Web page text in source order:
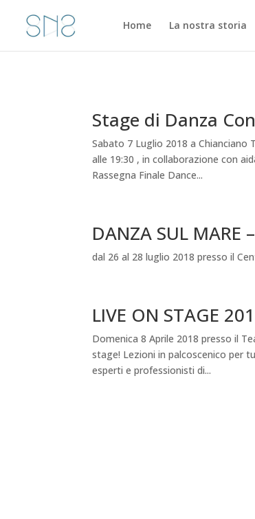
Home La nostra storia
Stage di Danza
Sabato 7 Luglio 2018 a Chianciano
alle 19:30 , in collaborazione con
Rassegna Finale Dance...
DANZA SUL
dal 26 al 28 luglio 2018 presso il
LIVE ON STAGE
Domenica 8 Aprile 2018 presso il
stage! Lezioni in palcoscenico per
esperti e professionisti di...